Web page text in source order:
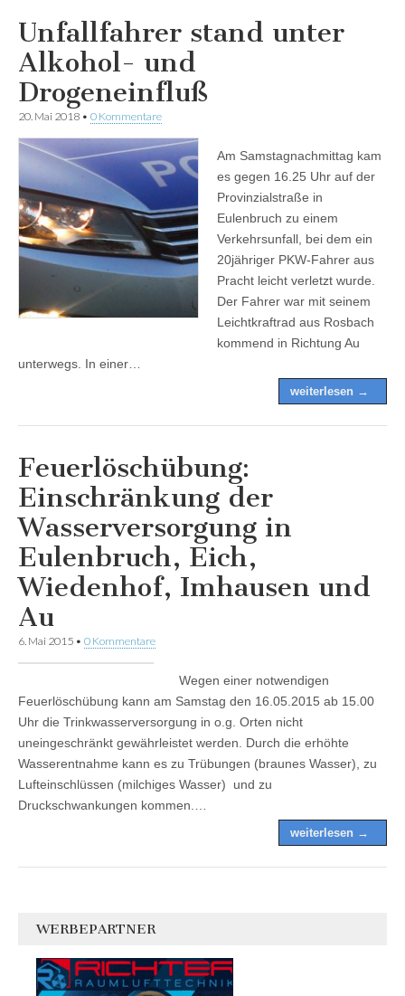
Unfallfahrer stand unter
Alkohol- und
Drogeneinfluß
20. Mai 2018 • 0 Kommentare
Am Samstagnachmittag kam
es gegen 16.25 Uhr auf der
Provinzialstraße in
Eulenbruch zu einem
Verkehrsunfall, bei dem ein
20jähriger PKW-Fahrer aus
Pracht leicht verletzt wurde.
Der Fahrer war mit seinem
Leichtkraftrad aus Rosbach
kommend in Richtung Au
unterwegs. In einer…
weiterlesen →
Feuerlöschübung:
Einschränkung der
Wasserversorgung in
Eulenbruch, Eich,
Wiedenhof, Imhausen und
Au
6. Mai 2015 • 0 Kommentare
Wegen einer notwendigen
Feuerlöschübung kann am Samstag den 16.05.2015 ab 15.00
Uhr die Trinkwasserversorgung in o.g. Orten nicht
uneingeschränkt gewährleistet werden. Durch die erhöhte
Wasserentnahme kann es zu Trübungen (braunes Wasser), zu
Lufteinschlüssen (milchiges Wasser) und zu
Druckschwankungen kommen.…
weiterlesen →
WERBEPARTNER